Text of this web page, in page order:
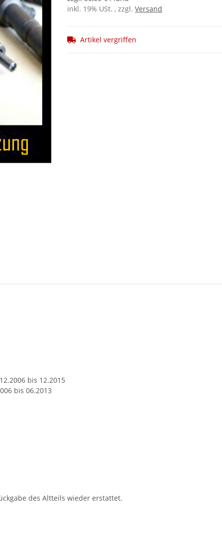
inkl. 19% USt. , zzgl. Versand
Artikel vergriffen
bis 12.2015
bis 06.2013
des Altteils wieder erstattet.